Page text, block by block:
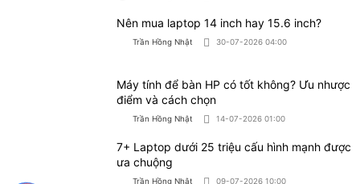
Đánh giá máy tính để bàn Dell có tốt hay
không?
Dell Latitude là dòng gì? Tìm hiểu ưu điểm
và nhược điểm chi tiết